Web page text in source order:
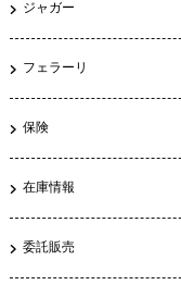
ジャガー
フェラーリ
保険
在庫情報
委託販売